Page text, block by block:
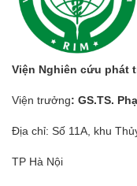
Viện Nghiên cứu phát
Viện trưởng: GS.TS.
Địa chỉ: Số 11A, khu
TP Hà Nội